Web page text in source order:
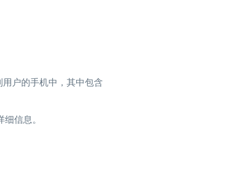
户的手机中，其中包含
信息。